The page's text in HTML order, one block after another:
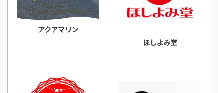
アクアマリン
ほしよみ堂